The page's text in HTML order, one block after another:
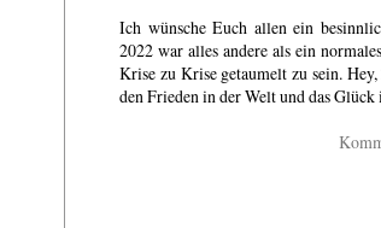
Ich wünsche Euch allen ein
2022 war alles andere als ein
Krise zu Krise getaumelt zu sein.
den Frieden in der Welt und das